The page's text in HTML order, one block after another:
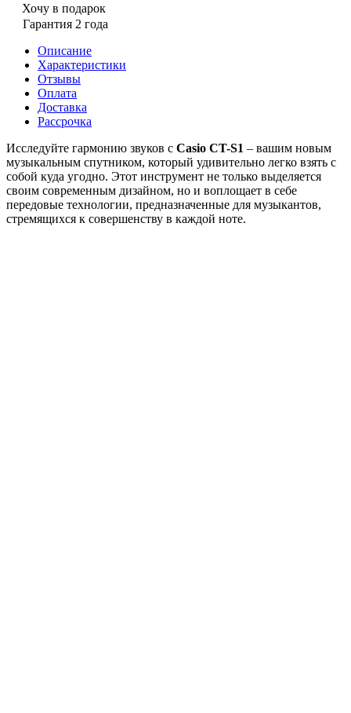
Хочу в подарок
Гарантия 2 года
Описание
Характеристики
Отзывы
Оплата
Доставка
Рассрочка
Исследуйте гармонию звуков с Casio CT-S1 – вашим новым
музыкальным спутником, который удивительно легко взять с
собой куда угодно. Этот инструмент не только выделяется
своим современным дизайном, но и воплощает в себе
передовые технологии, предназначенные для музыкантов,
стремящихся к совершенству в каждой ноте.